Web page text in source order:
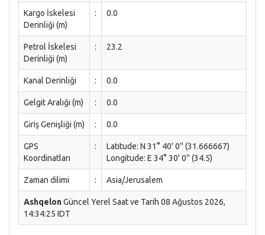
Kargo İskelesi
Derinliği (m)
: 0.0
Petrol İskelesi
Derinliği (m)
: 23.2
Kanal Derinliği : 0.0
Gelgit Aralığı (m) : 0.0
Giriş Genişliği (m) : 0.0
GPS
Koordinatları
:
Latitude: N 31° 40' 0'' (31.666667)
Longitude: E 34° 30' 0'' (34.5)
Zaman dilimi : Asia/Jerusalem
AshqelonGüncel Yerel Saat ve Tarih 08 Ağustos 2026,
14:34:25 IDT